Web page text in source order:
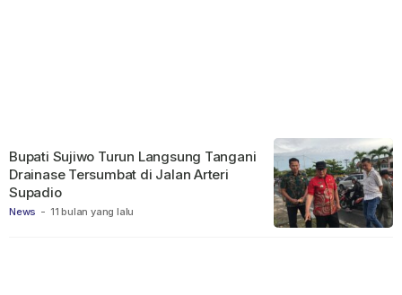
News - 11 bulan yang lalu
Bupati Sujiwo Turun Langsung Tangani
Drainase Tersumbat di Jalan Arteri
Supadio